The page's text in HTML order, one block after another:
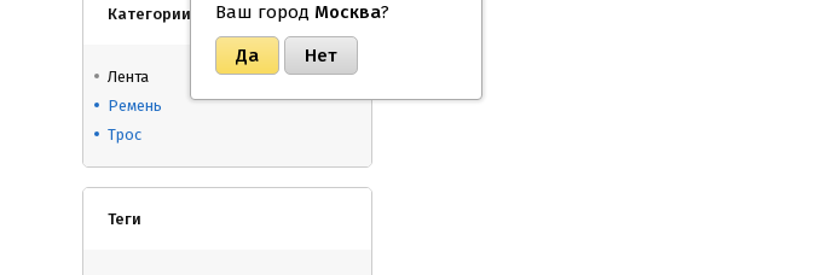
Ваш город Москва?
Категории
Лента
Ремень
Трос
Теги